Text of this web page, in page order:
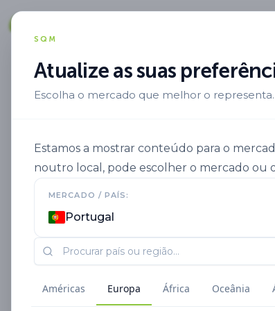
SQM
Atualize as suas
Escolha o mercado que melhor o representa.
Estamos a mostrar conteúdo para o
noutro local, pode escolher o mercado ou
MERCADO / PAÍS:
Portugal
Américas Europa África Oceânia